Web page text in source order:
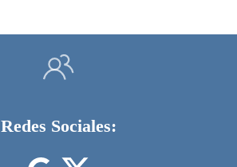
Redes Sociales: